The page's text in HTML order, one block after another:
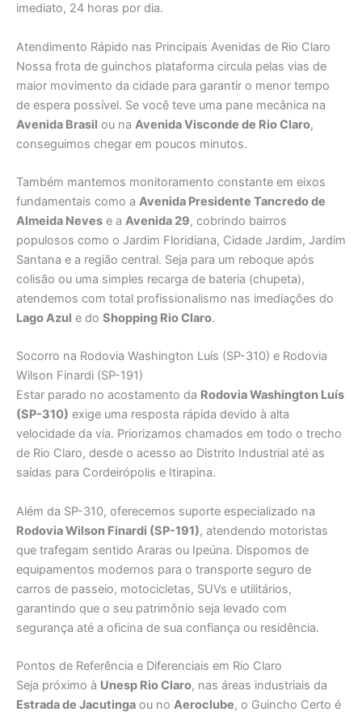
imediato, 24 horas por dia.
Atendimento Rápido nas Principais Avenidas de Rio Claro
Nossa frota de guinchos plataforma circula pelas vias de
maior movimento da cidade para garantir o menor tempo
de espera possível. Se você teve uma pane mecânica na
Avenida Brasil ou na Avenida Visconde de Rio Claro,
conseguimos chegar em poucos minutos.
Também mantemos monitoramento constante em eixos
fundamentais como a Avenida Presidente Tancredo de
Almeida Neves e a Avenida 29, cobrindo bairros
populosos como o Jardim Floridiana, Cidade Jardim, Jardim
Santana e a região central. Seja para um reboque após
colisão ou uma simples recarga de bateria (chupeta),
atendemos com total profissionalismo nas imediações do
Lago Azul e do Shopping Rio Claro.
Socorro na Rodovia Washington Luís (SP-310) e Rodovia
Wilson Finardi (SP-191)
Estar parado no acostamento da Rodovia Washington Luís
(SP-310) exige uma resposta rápida devido à alta
velocidade da via. Priorizamos chamados em todo o trecho
de Rio Claro, desde o acesso ao Distrito Industrial até as
saídas para Cordeirópolis e Itirapina.
Além da SP-310, oferecemos suporte especializado na
Rodovia Wilson Finardi (SP-191), atendendo motoristas
que trafegam sentido Araras ou Ipeúna. Dispomos de
equipamentos modernos para o transporte seguro de
carros de passeio, motocicletas, SUVs e utilitários,
garantindo que o seu patrimônio seja levado com
segurança até a oficina de sua confiança ou residência.
Pontos de Referência e Diferenciais em Rio Claro
Seja próximo à Unesp Rio Claro, nas áreas industriais da
Estrada de Jacutinga ou no Aeroclube, o Guincho Certo é